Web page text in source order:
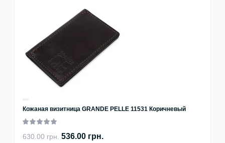
Кожаная визитница GRANDE PELLE 11531 Коричневый
630.00 грн. 536.00 грн.